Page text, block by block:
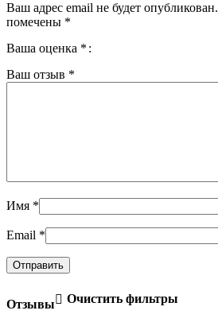
Отзывы Очистить фильтры
Ваш адрес email не будет опубликован.
помечены *
Ваша оценка *
Ваш отзыв *
Имя *
Email *